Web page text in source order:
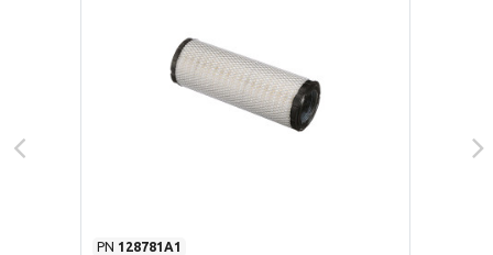
PN 128781A1